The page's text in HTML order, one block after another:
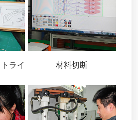
ライ
材料切断